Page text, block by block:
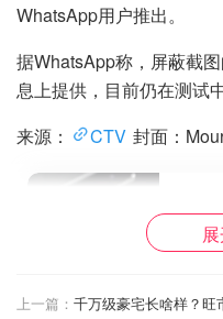
WhatsApp用户推出。
据WhatsApp称，屏蔽截
息上提供，目前仍在测试
来源：
CTV 封面：
上一篇：